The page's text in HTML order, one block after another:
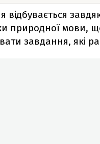
відбувається
природної мови,
завдання, які